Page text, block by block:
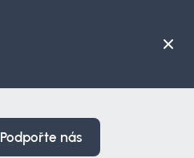
Podpořte nás